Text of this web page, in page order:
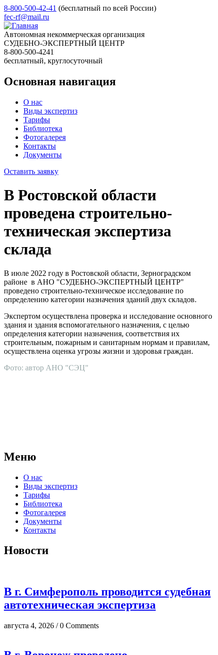
8-800-500-42-41 (бесплатный по всей России)
fec-rf@mail.ru
Автономная некоммерческая организация
СУДЕБНО-ЭКСПЕРТНЫЙ ЦЕНТР
8-800-500-4241
бесплатный, круглосуточный
Основная навигация
О нас
Виды экспертиз
Тарифы
Библиотека
Фотогалерея
Контакты
Документы
Оставить заявку
В Ростовской области
проведена строительно-
техническая экспертиза
склада
В июле 2022 году в Ростовской области, Зерноградском
районе в АНО "СУДЕБНО-ЭКСПЕРТНЫЙ ЦЕНТР"
проведено строительно-техническое исследование по
определению категории назначения зданий двух складов.
Экспертом осуществлена проверка и исследование основного
здания и здания вспомогательного назначения, с целью
определения категории назначения, соответствия их
строительным, пожарным и санитарным нормам и правилам,
осуществлена оценка угрозы жизни и здоровья граждан.
Фото: автор АНО "СЭЦ"
Меню
О нас
Виды экспертиз
Тарифы
Библиотека
Фотогалерея
Документы
Контакты
Новости
В г. Симферополь проводится судебная
автотехническая экспертиза
августа 4, 2026 / 0 Comments